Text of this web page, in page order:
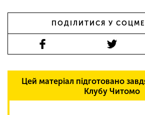
ПОДІЛИТИСЯ У
Цей матеріал підготовано
Клубу Читомо